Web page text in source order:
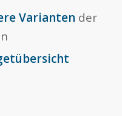
Varianten der